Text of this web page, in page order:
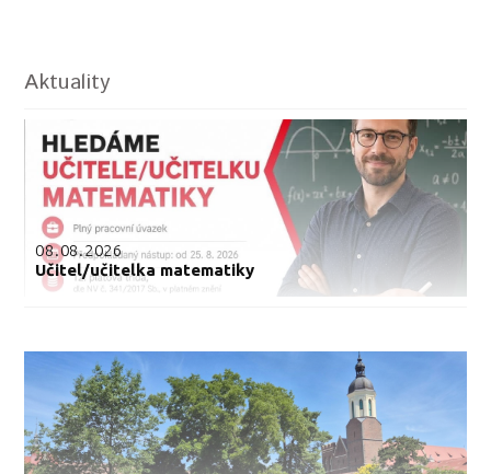
Aktuality
08.08.2026
Učitel/učitelka matematiky